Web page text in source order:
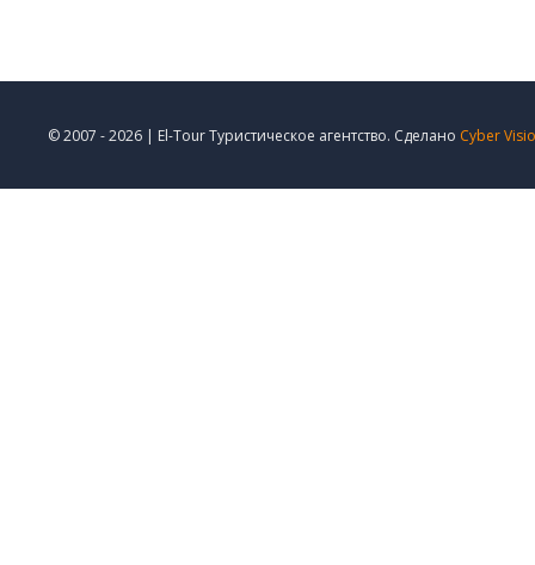
© 2007 - 2026 | El-Tour Туристическое агентство. Сделано Cyber